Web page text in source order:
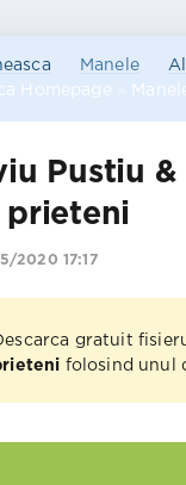
Manele
Homepage
Pustiu
prieteni
2020 17:17
gratuit
folosind unul